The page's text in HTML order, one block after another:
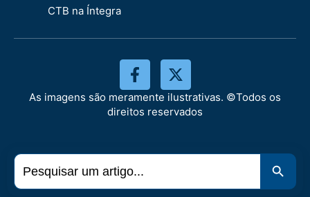
CTB na Íntegra
As imagens são meramente ilustrativas. ©Todos os
direitos reservados
Search
for:
Search